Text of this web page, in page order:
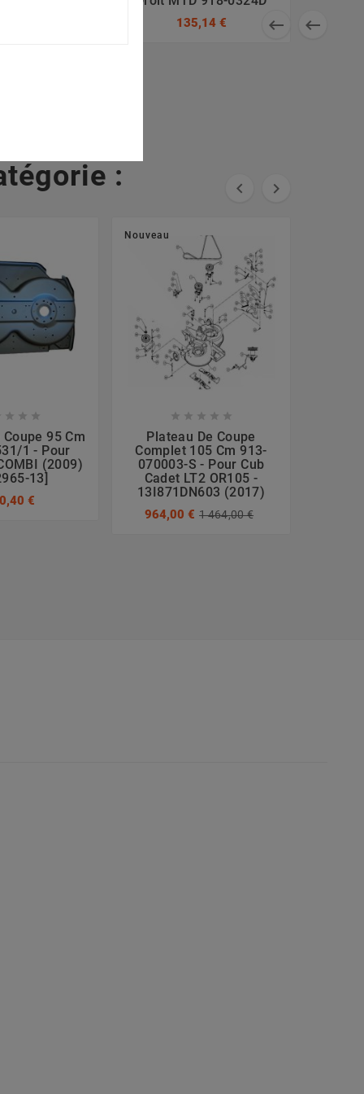
 
135,14 €
:  
  
95 Cm
1 - Pour
(2009)
13]
€
Nouveau
    
Plateau De Coupe
Complet 105 Cm 913-
070003-S - Pour Cub
Cadet LT2 OR105 -
13I871DN603 (2017)
964,00 € 1 464,00 €